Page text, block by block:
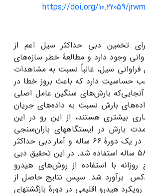
https://doi.org/10.22059/
تخمین دبی حداکثر سیل اعم از
وجود دارد و مطالعۀ خطر سازه‌های
فراوانی سیل، غالباً نسبت به مشاهدات
حساسیت دارد که باعث بروز خطا در
بارش‌های سنگین عامل اصلی
بارش نسبت به داده‌های جریان
بیشتری هستند، از این رو در این
بارش در ایستگاه­های باران‌سنجی
حوزۀ آبخیز بختیاری در یک دورۀ ۶۶ ساله و آمار دبی حداکثر
روزانه در یک دورۀ ۵۸ ساله استفاده شد. در این تحقیق دبی
با استفاده از روش‌های هیدرو
برآورد شد. سپس نتایج حاصل از
هیدرو اقلیمی در دورۀ بازگشت­های